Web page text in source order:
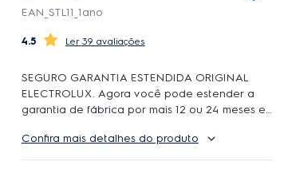
EAN_STL11_1ano
4.5 39 avaliações
SEGURO GARANTIA ESTENDIDA ORIGINAL
ELECTROLUX. Agora você pode estender a
garantia de fábrica por mais 12 ou 24 meses e
Rede Autorizada Electrolux. O uso é ilimitado e
durante a cobertura podem ser feitos quantos
Confira mais detalhes do produto